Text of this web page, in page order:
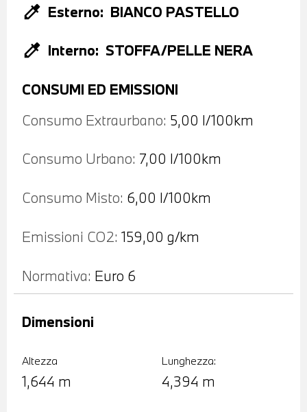
colorize Esterno: BIANCO PASTELLO
colorize Interno: STOFFA/PELLE NERA
CONSUMI ED EMISSIONI
Consumo Extraurbano: 5,00 l/100km
Consumo Urbano: 7,00 l/100km
Consumo Misto: 6,00 l/100km
Emissioni CO2: 159,00 g/km
Normativa: Euro 6
Altezza
1,644 m
Lunghezza:
4,394 m
Dimensioni